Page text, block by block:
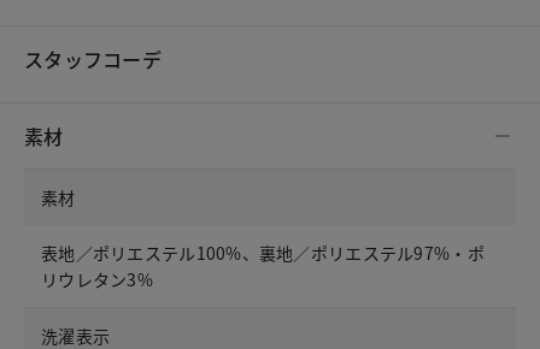
スタッフコーデ
素材
素材
表地／ポリエステル100%、裏地／ポリエステル97%・ポ
リウレタン3%
洗濯表示